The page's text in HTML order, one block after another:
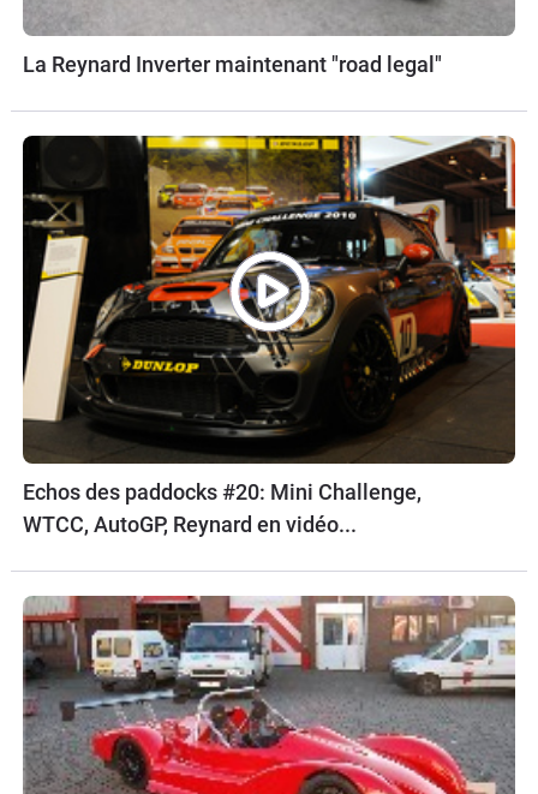
La Reynard Inverter maintenant "road legal"
Echos des paddocks #20: Mini Challenge,
WTCC, AutoGP, Reynard en vidéo...